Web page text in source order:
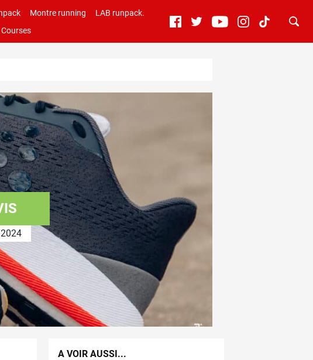
Montre running
LAB runpack.
Courses
A VOIR AUSSI...